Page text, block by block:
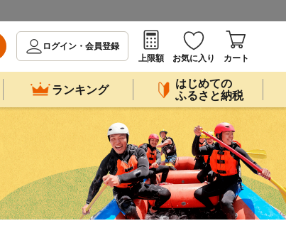
ログイン・会員登録
上限額
お気に入り カート
ランキング
はじめての
ふるさと納税